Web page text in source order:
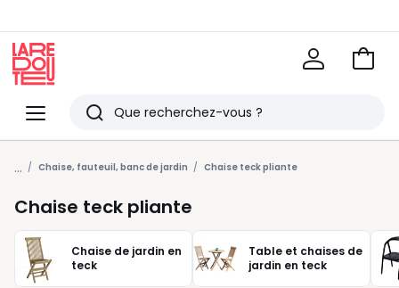
Menu
Redoute
Rechercher
Derniers
articles
vus
Voir
... Chaise, fauteuil, banc de jardin Chaise teck pliante
Chaise teck pliante
Chaise de jardin en
teck
Table et chaises de
jardin en teck